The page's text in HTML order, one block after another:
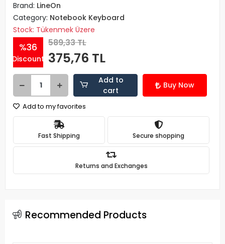
Brand: LineOn
Category: Notebook Keyboard
Stock: Tükenmek Üzere
%36
Discount
589,33 TL
375,76 TL
Add to
cart
Buy Now
Add to my favorites
Fast Shipping Secure shopping
Returns and Exchanges
Recommended Products